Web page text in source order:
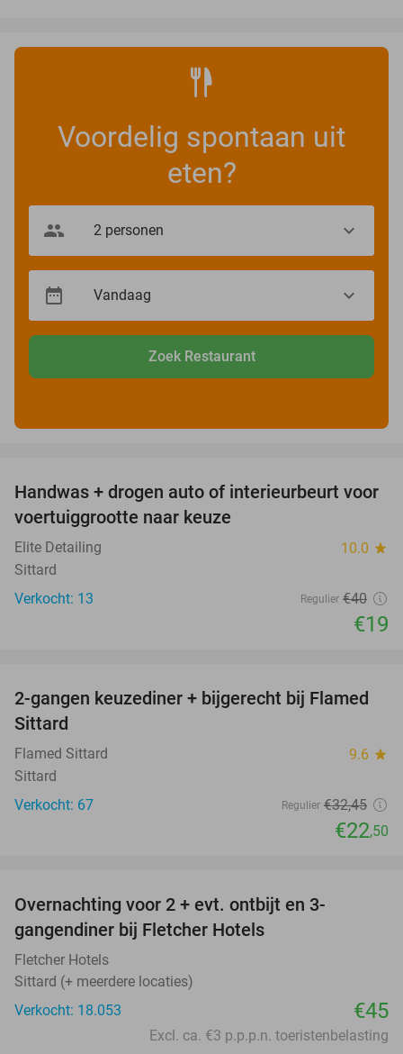
Voordelig spontaan uit
eten?
Zoek Restaurant
53%
Handwas + drogen auto of interieurbeurt voor
voertuiggrootte naar keuze
Elite Detailing 10.0 star
Sittard
Verkocht: 13
Regulier €40
€19
31%
2-gangen keuzediner + bijgerecht bij Flamed
Sittard
Flamed Sittard 9.6 star
Sittard
Verkocht: 67
Regulier €32,45
€22,50
Overnachting voor 2 + evt. ontbijt en 3-
gangendiner bij Fletcher Hotels
Fletcher Hotels
Sittard (+ meerdere locaties)
Verkocht: 18.053
€45
Excl. ca. €3 p.p.p.n. toeristenbelasting